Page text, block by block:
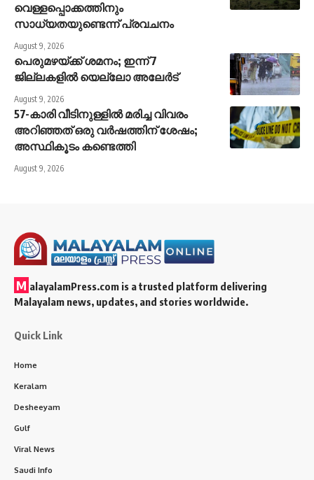
വെള്ളപ്പൊക്കത്തിനും
സാധ്യതയുണ്ടെന്ന് പ്രവചനം
August 9, 2026
പെരുമഴയ്ക്ക് ശമനം; ഇന്ന് 7
ജില്ലകളിൽ യെല്ലോ അലേർട്
August 9, 2026
57-കാരി വീടിനുള്ളിൽ മരിച്ച വിവരം
അറിഞ്ഞത് ഒരു വർഷത്തിന് ശേഷം;
അസ്ഥികൂടം കണ്ടെത്തി
August 9, 2026
M alayalamPress.com is a trusted platform delivering
Malayalam news, updates, and stories worldwide.
Quick Link
Home
Keralam
Desheeyam
Gulf
Viral News
Saudi Info